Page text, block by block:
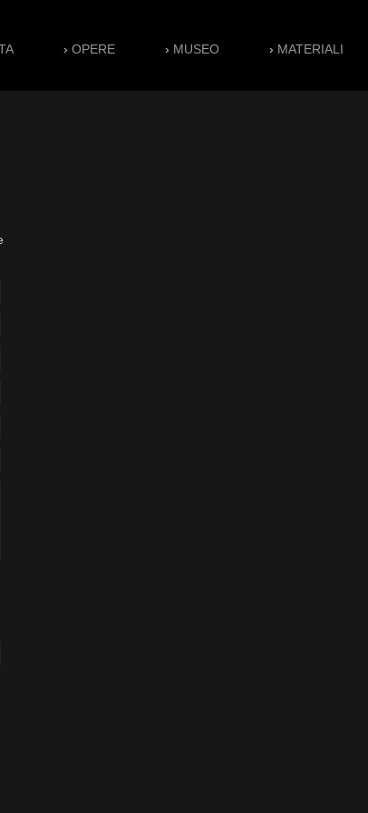
›OPERE › MUSEO › MATERIALI